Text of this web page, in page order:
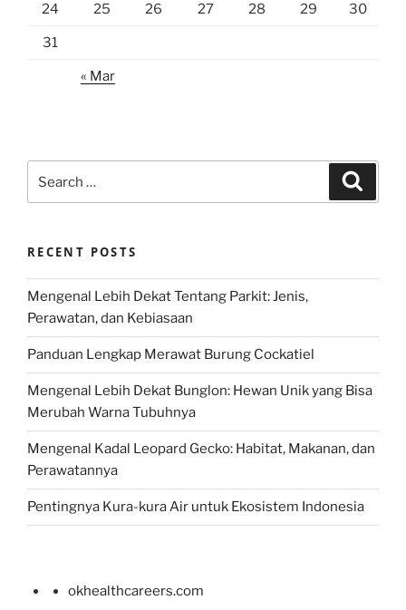
24 25 26 27 28 29 30
31
« Mar
for:
RECENT POSTS
Mengenal Lebih Dekat Tentang Parkit: Jenis,
Perawatan, dan Kebiasaan
Panduan Lengkap Merawat Burung Cockatiel
Mengenal Lebih Dekat Bunglon: Hewan Unik yang Bisa
Merubah Warna Tubuhnya
Mengenal Kadal Leopard Gecko: Habitat, Makanan, dan
Perawatannya
Pentingnya Kura-kura Air untuk Ekosistem Indonesia
okhealthcareers.com